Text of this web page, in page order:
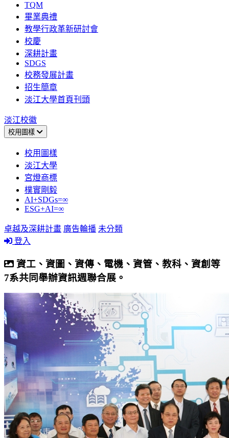
TQM
畢業典禮
教學行政革新研討會
校慶
深耕計畫
SDGS
校務發展計畫
招生簡章
淡江大學首頁刊頭
淡江校徽
校用圖樣
校用圖樣
淡江大學
宮燈商標
樸實剛毅
AI+SDGs=∞
ESG+AI=∞
卓越及深耕計畫 廣告輪播 未分類
登入
資工、資圖、資傳、電機、資管、教科、資創等
7系共同舉辦資訊週聯合展。